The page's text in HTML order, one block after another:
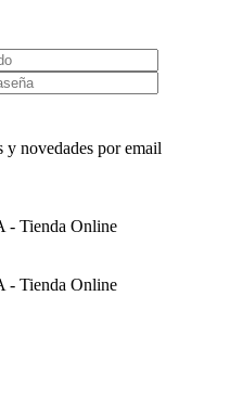
novedades por email